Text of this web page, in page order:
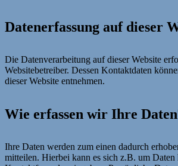
Datenerfassung auf dieser
Die Datenverarbeitung auf dieser Website
Websitebetreiber. Dessen Kontaktdaten
dieser Website entnehmen.
Wie erfassen wir Ihre
Ihre Daten werden zum einen dadurch
mitteilen. Hierbei kann es sich z.B. um